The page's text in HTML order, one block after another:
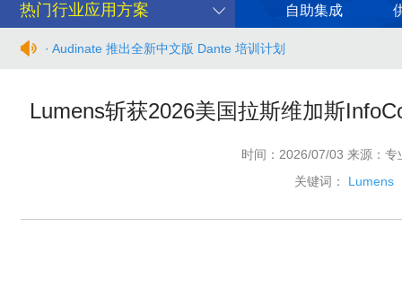
热门行业应用方案 自助集成
· Audinate 推出全新中文版 Dante 培训计划
· 年度必赴约！9月15-17日，闻信第28届广告新科技上海秋交
Lumens斩获2026美国拉斯维加斯
时间：2026/07/03 来源：专
关键词：
Lumens